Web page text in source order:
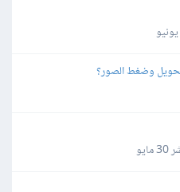
30 مايو